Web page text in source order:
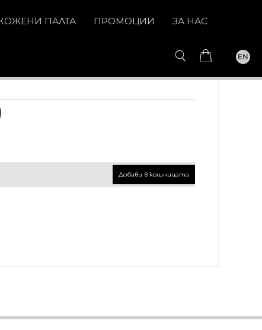
ПАЛТА ПРОМОЦИИ
ЗА НАС
EN
Добави в кошницата